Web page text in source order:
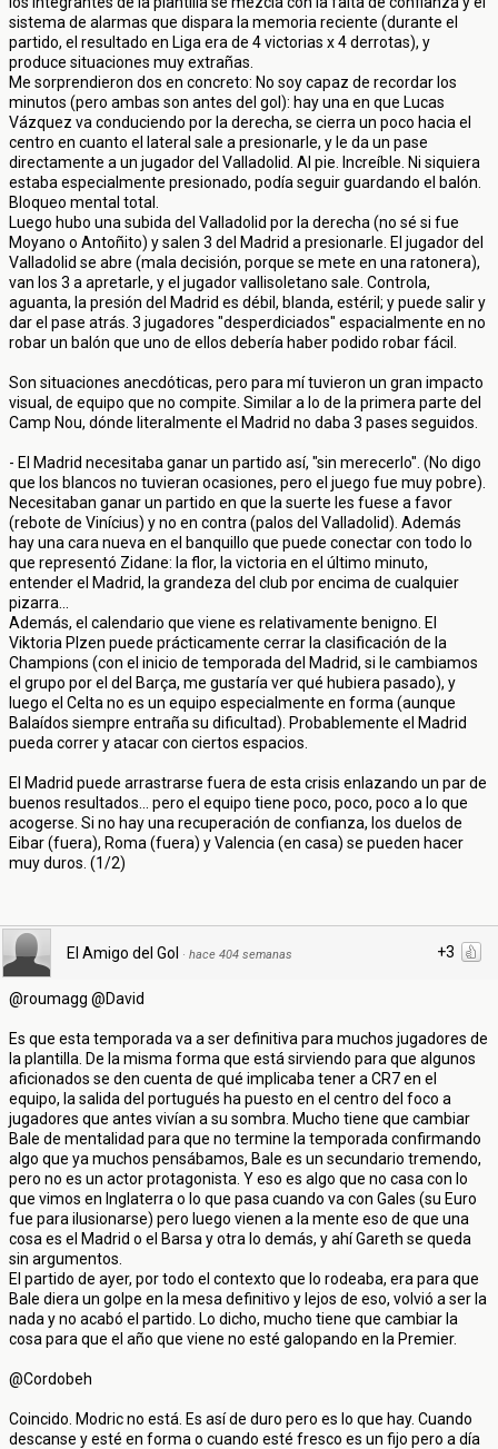
sistema de alarmas que dispara la memoria reciente (durante el
partido, el resultado en Liga era de 4 victorias x 4 derrotas), y
produce situaciones muy extrañas.
Me sorprendieron dos en concreto: No soy capaz de recordar los
minutos (pero ambas son antes del gol): hay una en que Lucas
Vázquez va conduciendo por la derecha, se cierra un poco hacia el
centro en cuanto el lateral sale a presionarle, y le da un pase
directamente a un jugador del Valladolid. Al pie. Increíble. Ni siquiera
estaba especialmente presionado, podía seguir guardando el balón.
Bloqueo mental total.
Luego hubo una subida del Valladolid por la derecha (no sé si fue
Moyano o Antoñito) y salen 3 del Madrid a presionarle. El jugador del
Valladolid se abre (mala decisión, porque se mete en una ratonera),
van los 3 a apretarle, y el jugador vallisoletano sale. Controla,
aguanta, la presión del Madrid es débil, blanda, estéril; y puede salir y
dar el pase atrás. 3 jugadores "desperdiciados" espacialmente en no
robar un balón que uno de ellos debería haber podido robar fácil.
Son situaciones anecdóticas, pero para mí tuvieron un gran impacto
visual, de equipo que no compite. Similar a lo de la primera parte del
Camp Nou, dónde literalmente el Madrid no daba 3 pases seguidos.
- El Madrid necesitaba ganar un partido así, "sin merecerlo". (No digo
que los blancos no tuvieran ocasiones, pero el juego fue muy pobre).
Necesitaban ganar un partido en que la suerte les fuese a favor
(rebote de Vinícius) y no en contra (palos del Valladolid). Además
hay una cara nueva en el banquillo que puede conectar con todo lo
que representó Zidane: la flor, la victoria en el último minuto,
entender el Madrid, la grandeza del club por encima de cualquier
pizarra...
Además, el calendario que viene es relativamente benigno. El
Viktoria Plzen puede prácticamente cerrar la clasificación de la
Champions (con el inicio de temporada del Madrid, si le cambiamos
el grupo por el del Barça, me gustaría ver qué hubiera pasado), y
luego el Celta no es un equipo especialmente en forma (aunque
Balaídos siempre entraña su dificultad). Probablemente el Madrid
pueda correr y atacar con ciertos espacios.
El Madrid puede arrastrarse fuera de esta crisis enlazando un par de
buenos resultados... pero el equipo tiene poco, poco, poco a lo que
acogerse. Si no hay una recuperación de confianza, los duelos de
Eibar (fuera), Roma (fuera) y Valencia (en casa) se pueden hacer
muy duros. (1/2)
+3
El Amigo del Gol · hace 404 semanas
@roumagg @David
Es que esta temporada va a ser definitiva para muchos jugadores de
la plantilla. De la misma forma que está sirviendo para que algunos
aficionados se den cuenta de qué implicaba tener a CR7 en el
equipo, la salida del portugués ha puesto en el centro del foco a
jugadores que antes vivían a su sombra. Mucho tiene que cambiar
Bale de mentalidad para que no termine la temporada confirmando
algo que ya muchos pensábamos, Bale es un secundario tremendo,
pero no es un actor protagonista. Y eso es algo que no casa con lo
que vimos en Inglaterra o lo que pasa cuando va con Gales (su Euro
fue para ilusionarse) pero luego vienen a la mente eso de que una
cosa es el Madrid o el Barsa y otra lo demás, y ahí Gareth se queda
sin argumentos.
El partido de ayer, por todo el contexto que lo rodeaba, era para que
Bale diera un golpe en la mesa definitivo y lejos de eso, volvió a ser la
nada y no acabó el partido. Lo dicho, mucho tiene que cambiar la
cosa para que el año que viene no esté galopando en la Premier.
@Cordobeh
Coincido. Modric no está. Es así de duro pero es lo que hay. Cuando
descanse y esté en forma o cuando esté fresco es un fijo pero a día